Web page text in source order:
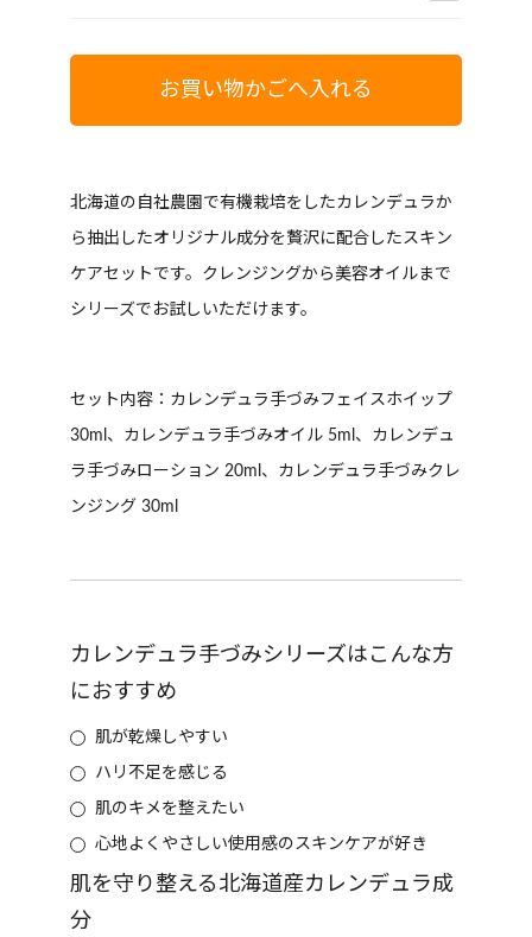
お買い物かごへ入れる
北海道の自社農園で有機栽培をしたカレンデュラか
ら抽出したオリジナル成分を贅沢に配合したスキン
ケアセットです。クレンジングから美容オイルまで
シリーズでお試しいただけます。
セット内容：カレンデュラ手づみフェイスホイップ
30ml、カレンデュラ手づみオイル 5ml、カレンデュ
ラ手づみローション 20ml、カレンデュラ手づみクレ
ンジング 30ml
カレンデュラ手づみシリーズはこんな方
におすすめ
肌が乾燥しやすい
ハリ不足を感じる
肌のキメを整えたい
心地よくやさしい使用感のスキンケアが好き
肌を守り整える北海道産カレンデュラ成
分